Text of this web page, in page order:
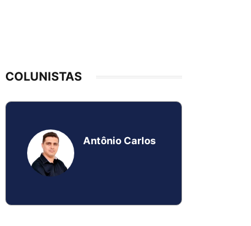
COLUNISTAS
Antônio Carlos